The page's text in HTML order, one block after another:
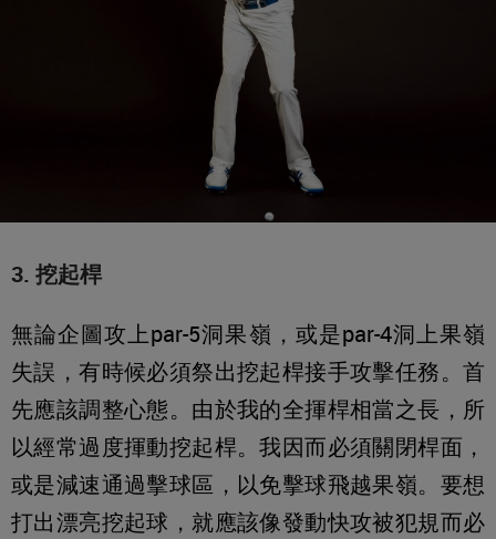
3. 挖起桿
無論企圖攻上par-5洞果嶺，或是par-4洞上果嶺
失誤，有時候必須祭出挖起桿接手攻擊任務。首
先應該調整心態。由於我的全揮桿相當之長，所
以經常過度揮動挖起桿。我因而必須關閉桿面，
或是減速通過擊球區，以免擊球飛越果嶺。要想
打出漂亮挖起球，就應該像發動快攻被犯規而必